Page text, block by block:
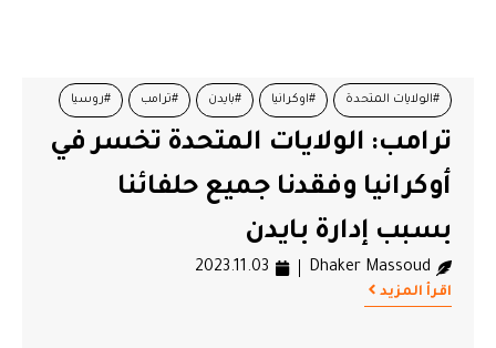
#الولايات المتحدة #اوكرانيا #بايدن #ترامب #روسيا
ترامب: الولايات المتحدة تخسر في
أوكرانيا وفقدنا جميع حلفائنا
بسبب إدارة بايدن
Dhaker Massoud
2023.11.03
اقرأ المزيد